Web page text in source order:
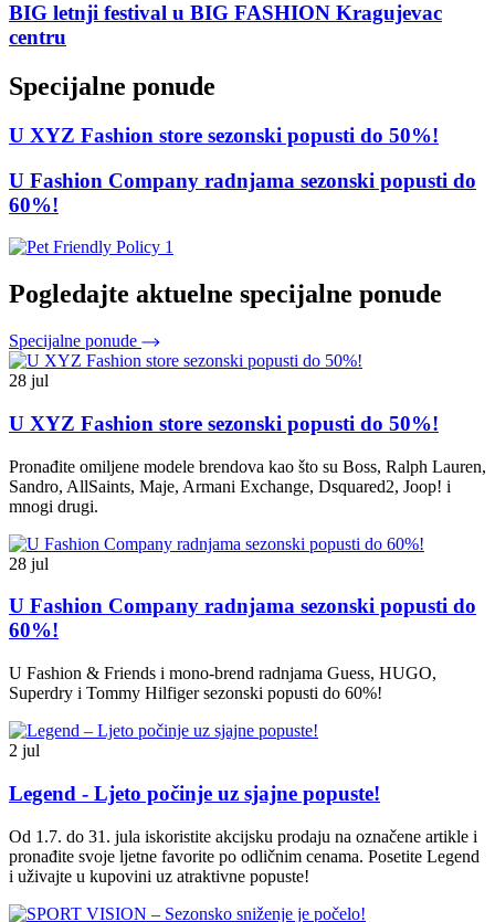
BIG letnji festival u BIG FASHION Kragujevac
centru
Specijalne ponude
U XYZ Fashion store sezonski popusti do 50%!
U Fashion Company radnjama sezonski popusti do
60%!
Pogledajte aktuelne specijalne ponude
Specijalne ponude
28 jul
U XYZ Fashion store sezonski popusti do 50%!
Pronađite omiljene modele brendova kao što su Boss, Ralph Lauren,
Sandro, AllSaints, Maje, Armani Exchange, Dsquared2, Joop! i
mnogi drugi.
28 jul
U Fashion Company radnjama sezonski popusti do
60%!
U Fashion & Friends i mono-brend radnjama Guess, HUGO,
Superdry i Tommy Hilfiger sezonski popusti do 60%!
2 jul
Legend - Ljeto počinje uz sjajne popuste!
Od 1.7. do 31. jula iskoristite akcijsku prodaju na označene artikle i
pronađite svoje ljetne favorite po odličnim cenama. Posetite Legend
i uživajte u kupovini uz atraktivne popuste!